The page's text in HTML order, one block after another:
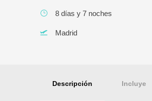
8 días y 7 noches
Madrid
Descripción Incluye